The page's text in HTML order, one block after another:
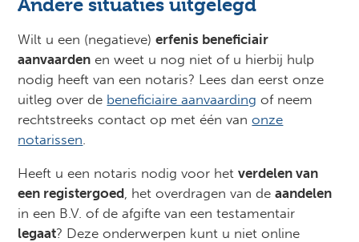
Andere situaties uitgelegd
Wilt u een (negatieve)erfenis beneficiair
aanvaarden en weet u nog niet of u hierbij hulp
nodig heeft van een notaris? Lees dan eerst onze
uitleg over de beneficiaire aanvaarding of neem
rechtstreeks contact op met één vanonze
notarissen.
Heeft u een notaris nodig voor hetverdelen van
een registergoed, het overdragen van deaandelen
in een B.V. of de afgifte van een testamentair
legaat? Deze onderwerpen kunt u niet online